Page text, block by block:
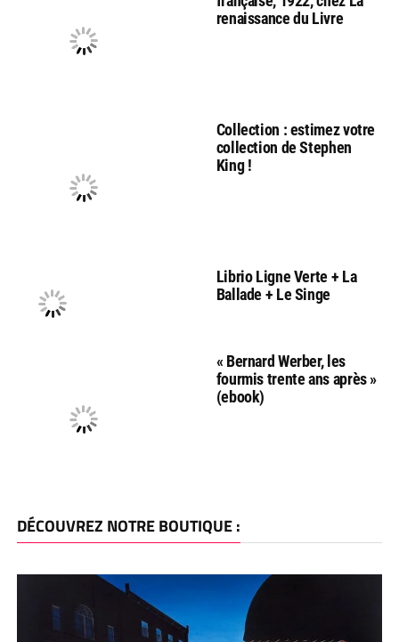
renaissance du Livre
Collection : estimez votre
collection de Stephen
King !
Librio Ligne Verte + La
Ballade + Le Singe
« Bernard Werber, les
fourmis trente ans après »
(ebook)
DÉCOUVREZ NOTRE BOUTIQUE :